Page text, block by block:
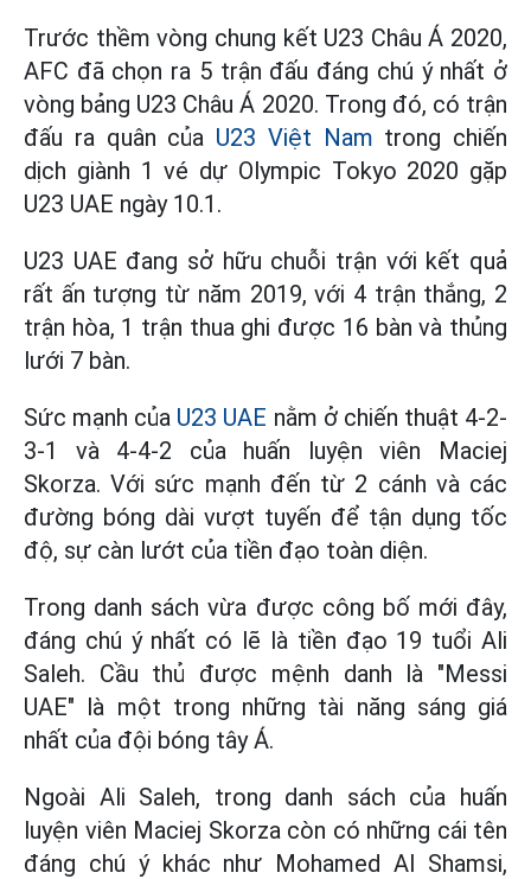
Trước thềm vòng chung kết U23 Châu Á 2020,
AFC đã chọn ra 5 trận đấu đáng chú ý nhất ở
vòng bảng U23 Châu Á 2020. Trong đó, có trận
đấu ra quân của U23 Việt Nam trong chiến
dịch giành 1 vé dự Olympic Tokyo 2020 gặp
U23 UAE ngày 10.1.
U23 UAE đang sở hữu chuỗi trận với kết quả
rất ấn tượng từ năm 2019, với 4 trận thắng, 2
trận hòa, 1 trận thua ghi được 16 bàn và thủng
lưới 7 bàn.
Sức mạnh của U23 UAE nằm ở chiến thuật 4-2-
3-1 và 4-4-2 của huấn luyện viên Maciej
Skorza. Với sức mạnh đến từ 2 cánh và các
đường bóng dài vượt tuyến để tận dụng tốc
độ, sự càn lướt của tiền đạo toàn diện.
Trong danh sách vừa được công bố mới đây,
đáng chú ý nhất có lẽ là tiền đạo 19 tuổi Ali
Saleh. Cầu thủ được mệnh danh là "Messi
UAE" là một trong những tài năng sáng giá
nhất của đội bóng tây Á.
Ngoài Ali Saleh, trong danh sách của huấn
luyện viên Maciej Skorza còn có những cái tên
đáng chú ý khác như Mohamed Al Shamsi,